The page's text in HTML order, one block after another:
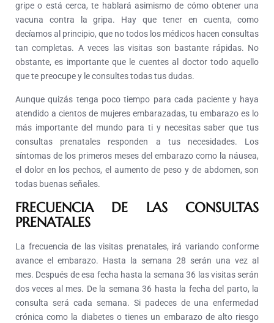
gripe o está cerca, te hablará asimismo de cómo obtener una
vacuna contra la gripa. Hay que tener en cuenta, como
decíamos al principio, que no todos los médicos hacen consultas
tan completas. A veces las visitas son bastante rápidas. No
obstante, es importante que le cuentes al doctor todo aquello
que te preocupe y le consultes todas tus dudas.
Aunque quizás tenga poco tiempo para cada paciente y haya
atendido a cientos de mujeres embarazadas, tu embarazo es lo
más importante del mundo para ti y necesitas saber que tus
consultas prenatales responden a tus necesidades. Los
síntomas de los primeros meses del embarazo como la náusea,
el dolor en los pechos, el aumento de peso y de abdomen, son
todas buenas señales.
FRECUENCIA DE LAS CONSULTAS
PRENATALES
La frecuencia de las visitas prenatales, irá variando conforme
avance el embarazo. Hasta la semana 28 serán una vez al
mes. Después de esa fecha hasta la semana 36 las visitas serán
dos veces al mes. De la semana 36 hasta la fecha del parto, la
consulta será cada semana. Si padeces de una enfermedad
crónica como la diabetes o tienes un embarazo de alto riesgo